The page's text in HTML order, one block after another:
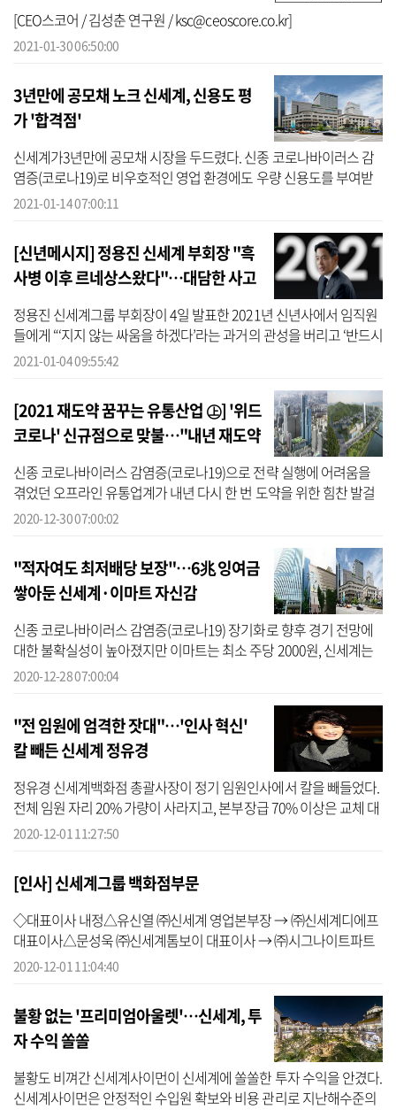
[CEO스코어 / 김성춘 연구원 / ksc@ceoscore.co.kr]
2021-01-30 06:50:00
3년만에 공모채 노크 신세계, 신용도 평
가 '합격점'
신세계가3년만에 공모채 시장을 두드렸다. 신종 코로나바이러스 감
염증(코로나19)로 비우호적인 영업 환경에도 우량 신용도를 부여받
았다. 신평사들은 시장 지위를 바탕으로 중장기적 이익 회복 가능성
2021-01-14 07:00:11
[신년메시지] 정용진 신세계 부회장 "흑
사병 이후 르네상스왔다"…대담한 사고
로 도전 '주문
정용진 신세계그룹 부회장이 4일 발표한 2021년 신년사에서 임직원
들에게 “‘지지 않는 싸움을 하겠다’라는 과거의 관성을 버리고 ‘반드시
이기는 한 해’를 만들어달라”고 당부했다.정 부회장은 “흑사병이 유럽
2021-01-04 09:55:42
[2021 재도약 꿈꾸는 유통산업 ㊤] '위드
코로나' 신규점으로 맞불…"내년 재도약
원년
신종 코로나바이러스 감염증(코로나19)으로 전략 실행에 어려움을
겪었던 오프라인 유통업계가 내년 다시 한 번 도약을 위한 힘찬 발걸
음을 내디딜 전망이다.백화점 빅3는 내년 나란히 신규 출점을 예고했
2020-12-30 07:00:02
"적자여도 최저배당 보장"…6兆 잉여금
쌓아둔 신세계·이마트 자신감
신종 코로나바이러스 감염증(코로나19) 장기화로 향후 경기 전망에
대한 불확실성이 높아졌지만 이마트는 최소 주당 2000원, 신세계는
1500원을 배당하겠다고 공언했다. 이는 향후 3년간 지속된다.주주환
2020-12-28 07:00:04
"전 임원에 엄격한 잣대"…'인사 혁신'
칼 빼든 신세계 정유경
정유경 신세계백화점 총괄사장이 정기 임원인사에서 칼을 빼들었다.
전체 임원 자리 20% 가량이 사라지고, 본부장급 70% 이상은 교체 대
상에 올랐다. 이같은 기조는 계속 유지할 것이라고 강조해 대대적인
2020-12-01 11:27:50
[인사] 신세계그룹 백화점부문
◇대표이사 내정△유신열 ㈜신세계 영업본부장 → ㈜신세계디에프
대표이사△문성욱 ㈜신세계톰보이 대표이사 → ㈜시그나이트파트
너스 대표이사 兼 ㈜신세계톰보이 대표이사◇전무 승진△정의철 ㈜
2020-12-01 11:04:40
불황 없는 '프리미엄아울렛'…신세계, 투
자 수익 쏠쏠
불황도 비껴간 신세계사이먼이 신세계에 쏠쏠한 투자 수익을 안겼다.
신세계사이먼은 안정적인 수입원 확보와 비용 관리로 지난해수준의